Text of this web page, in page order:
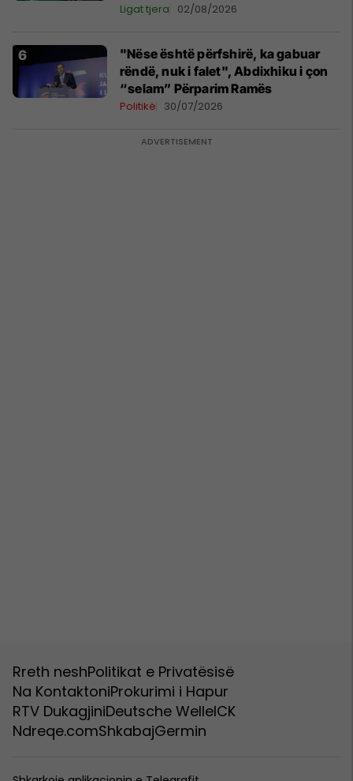
Ligat tjera 02/08/2026
"Nëse është përfshirë, ka gabuar
rëndë, nuk i falet", Abdixhiku i çon
“selam” Përparim Ramës
Politikë 30/07/2026
Rreth neshPolitikat e Privatësisë
Na KontaktoniProkurimi i Hapur
RTV DukagjiniDeutsche WelleICK
Ndreqe.comShkabajGermin